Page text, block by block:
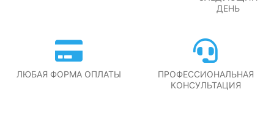
ДЕНЬ
ЛЮБАЯ ФОРМА ОПЛАТЫ
ПРОФЕССИОНАЛЬНАЯ
КОНСУЛЬТАЦИЯ